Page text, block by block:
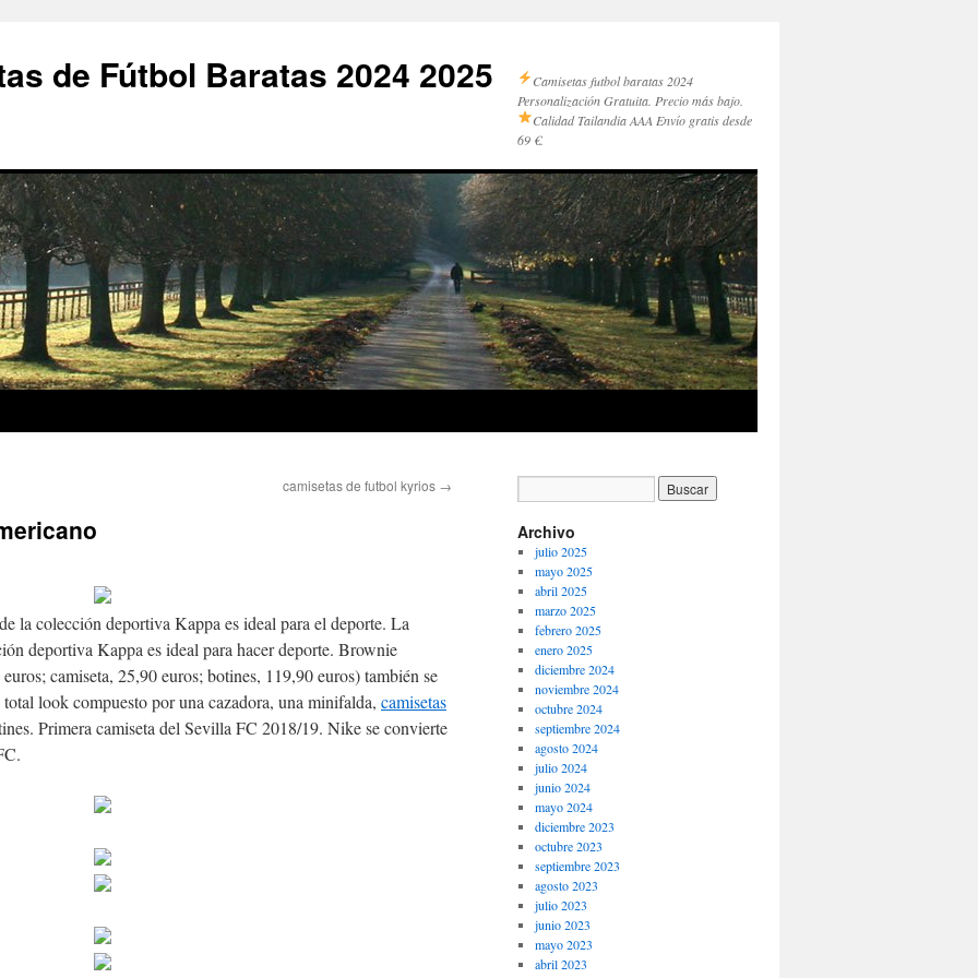
de Fútbol Baratas 2024 2025
Camisetas futbol baratas 2024
Personalización Gratuita. Precio más bajo.
Calidad Tailandia AAA Envío gratis desde
69 €.
camisetas de futbol kyrios →
la colección deportiva Kappa es ideal para el deporte. La
deportiva Kappa es ideal para hacer deporte. Brownie
camiseta, 25,90 euros; botines, 119,90 euros) también se
total look compuesto por una cazadora, una minifalda, camisetas
Primera camiseta del Sevilla FC 2018/19. Nike se convierte
Archivo
julio 2025
mayo 2025
abril 2025
marzo 2025
febrero 2025
enero 2025
diciembre 2024
noviembre 2024
octubre 2024
septiembre 2024
agosto 2024
julio 2024
junio 2024
mayo 2024
diciembre 2023
octubre 2023
septiembre 2023
agosto 2023
julio 2023
junio 2023
mayo 2023
abril 2023